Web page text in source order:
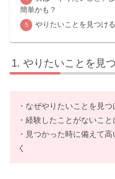
簡単かも？
やりたいことを見つけ
やりたいことを見
・なぜやりたいことを見
・経験したことがないこ
・見つかった時に備えて
く